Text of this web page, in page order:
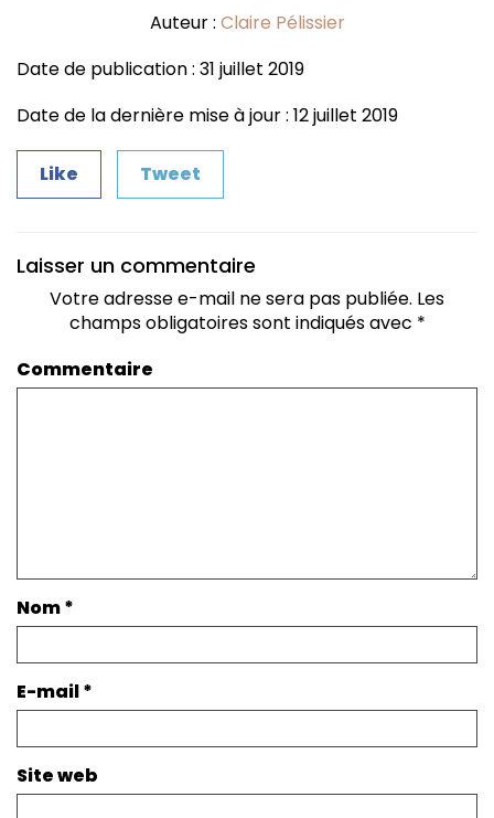
Auteur : Claire Pélissier
Date de publication : 31 juillet 2019
Date de la dernière mise à jour : 12 juillet 2019
Like Tweet
Laisser un commentaire
Votre adresse e-mail ne sera pas publiée. Les
champs obligatoires sont indiqués avec *
Commentaire
Nom*
E-mail*
Site web